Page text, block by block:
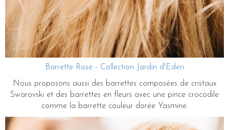
Barrette Rose - Collection Jardin d'Eden
Nous proposons aussi des barrettes composées de cristaux
Swarovski et des barrettes en fleurs avec une pince crocodile
comme la barrette couleur dorée Yasmine.